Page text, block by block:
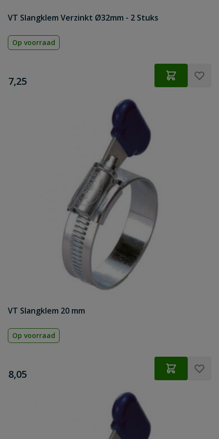
VT Slangklem Verzinkt Ø32mm - 2 Stuks
Op voorraad
€
7,25
VT Slangklem 20 mm
Op voorraad
€
8,05